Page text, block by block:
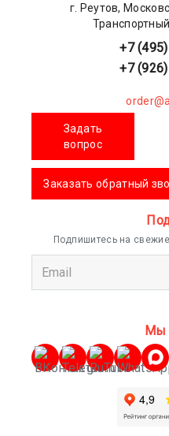
г. Реутов,
+7
+7
Задать
вопрос
Заказать обратный
Подпишитесь на
Мы